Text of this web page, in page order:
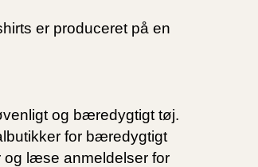
er produceret på en
og bæredygtigt tøj.
for bæredygtigt
og læse anmeldelser for